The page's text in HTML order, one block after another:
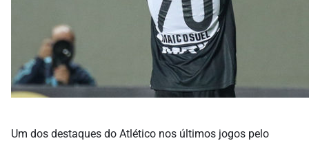
Um dos destaques do Atlético nos últimos jogos pelo